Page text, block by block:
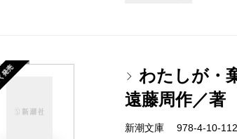
売
わたしが・
遠藤周作／著
新潮文庫 978-4-10-